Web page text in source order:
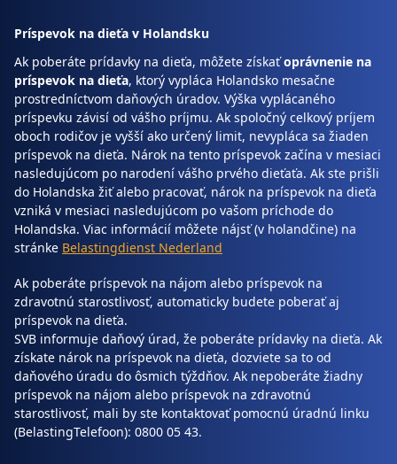
Príspevok na dieťa v Holandsku
Ak poberáte prídavky na dieťa, môžete získaťoprávnenie na
príspevok na dieťa, ktorý vypláca Holandsko mesačne
prostredníctvom daňových úradov. Výška vyplácaného
príspevku závisí od vášho príjmu. Ak spoločný celkový príjem
oboch rodičov je vyšší ako určený limit, nevypláca sa žiaden
príspevok na dieťa. Nárok na tento príspevok začína v mesiaci
nasledujúcom po narodení vášho prvého dieťaťa. Ak ste prišli
do Holandska žiť alebo pracovať, nárok na príspevok na dieťa
vzniká v mesiaci nasledujúcom po vašom príchode do
Holandska. Viac informácií môžete nájsť (v holandčine) na
stránke Belastingdienst Nederland
Ak poberáte príspevok na nájom alebo príspevok na
zdravotnú starostlivosť, automaticky budete poberať aj
príspevok na dieťa.
SVB informuje daňový úrad, že poberáte prídavky na dieťa. Ak
získate nárok na príspevok na dieťa, dozviete sa to od
daňového úradu do ôsmich týždňov. Ak nepoberáte žiadny
príspevok na nájom alebo príspevok na zdravotnú
starostlivosť, mali by ste kontaktovať pomocnú úradnú linku
(BelastingTelefoon): 0800 05 43.